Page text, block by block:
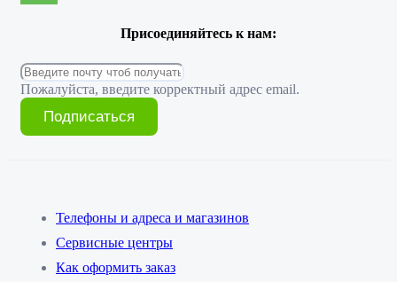
Присоединяйтесь к нам:
Пожалуйста, введите корректный адрес email.
Подписаться
Телефоны и адреса и магазинов
Сервисные центры
Как оформить заказ